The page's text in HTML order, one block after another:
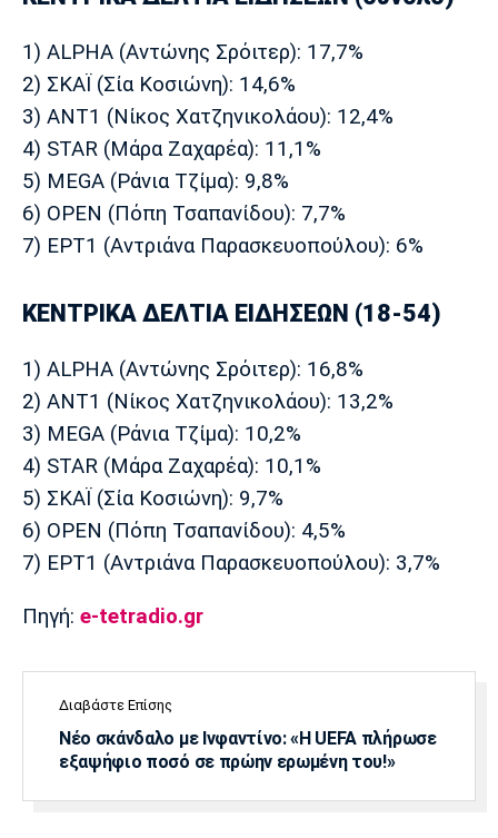
1) ALPHA (Αντώνης Σρόιτερ): 17,7%
2) ΣΚΑΪ (Σία Κοσιώνη): 14,6%
3) ΑΝΤ1 (Νίκος Χατζηνικολάου): 12,4%
4) STAR (Μάρα Ζαχαρέα): 11,1%
5) MEGA (Ράνια Τζίμα): 9,8%
6) OPEN (Πόπη Τσαπανίδου): 7,7%
7) ΕΡΤ1 (Αντριάνα Παρασκευοπούλου): 6%
ΚΕΝΤΡΙΚΑ ΔΕΛΤΙΑ ΕΙΔΗΣΕΩΝ (18-54)
1) ALPHA (Αντώνης Σρόιτερ): 16,8%
2) ΑΝΤ1 (Νίκος Χατζηνικολάου): 13,2%
3) MEGA (Ράνια Τζίμα): 10,2%
4) STAR (Μάρα Ζαχαρέα): 10,1%
5) ΣΚΑΪ (Σία Κοσιώνη): 9,7%
6) OPEN (Πόπη Τσαπανίδου): 4,5%
7) ΕΡΤ1 (Αντριάνα Παρασκευοπούλου): 3,7%
Πηγή: e-tetradio.gr
Διαβάστε Επίσης
Νέο σκάνδαλο με Ινφαντίνο: «Η UEFA πλήρωσε
εξαψήφιο ποσό σε πρώην ερωμένη του!»